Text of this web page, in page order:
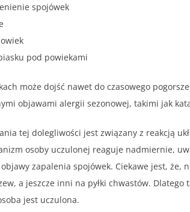
spojówek
pod powiekami
może dojść nawet do czasowego
objawami alergii sezonowej, takimi jak
tej dolegliwości jest związany z reakcją
osoby uczulonej reaguje nadmiernie,
zapalenia spojówek. Ciekawe jest, że,
a jeszcze inni na pyłki chwastów.
jest uczulona.